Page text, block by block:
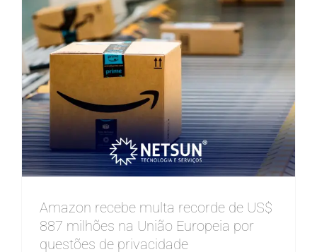
Amazon recebe multa recorde de US$
887 milhões na União Europeia por
questões de privacidade